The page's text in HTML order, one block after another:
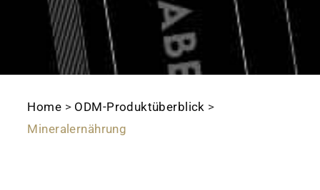
Home > ODM-Produktüberblick >
Mineralernährung